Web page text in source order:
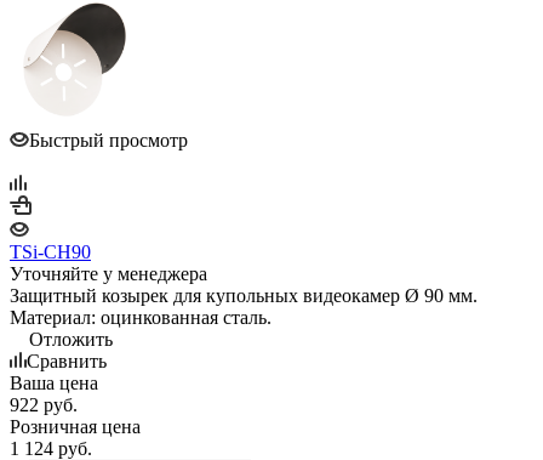
Быстрый просмотр
TSi-CH90
Уточняйте у менеджера
Защитный козырек для купольных видеокамер Ø 90 мм.
Материал: оцинкованная сталь.
Отложить
Сравнить
Ваша цена
922 руб.
Розничная цена
1 124 руб.